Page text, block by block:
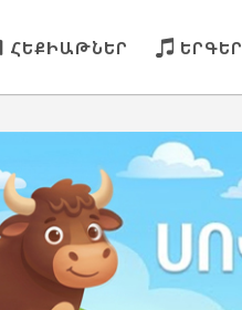
ՀԵՔԻԱԹՆԵՐ ԵՐԳԵՐ